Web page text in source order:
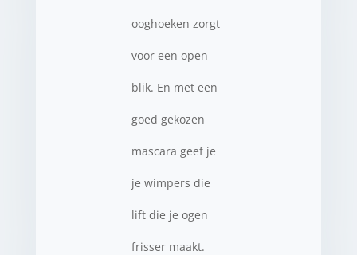
ooghoeken zorgt
voor een open
blik. En met een
goed gekozen
mascara geef je
je wimpers die
lift die je ogen
frisser maakt.